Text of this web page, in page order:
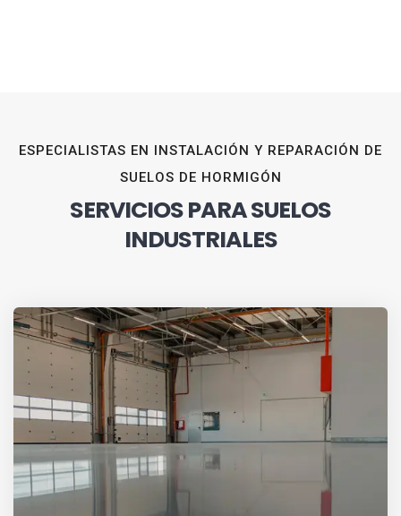
ESPECIALISTAS EN INSTALACIÓN Y REPARACIÓN DE
SUELOS DE HORMIGÓN
SERVICIOS PARA SUELOS
INDUSTRIALES